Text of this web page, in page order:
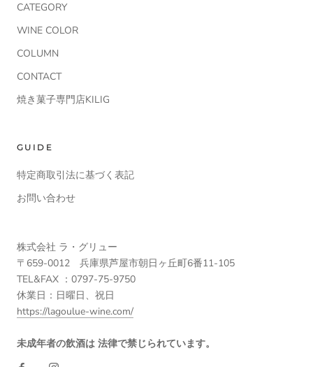
CATEGORY
WINE COLOR
COLUMN
CONTACT
焼き菓子専門店KILIG
GUIDE
特定商取引法に基づく表記
お問い合わせ
株式会社 ラ・グリュー
〒659-0012 兵庫県芦屋市朝日ヶ丘町6番11-105
TEL&FAX ：0797-75-9750
休業日：日曜日、祝日
https://lagoulue-wine.com/
未成年者の飲酒は 法律で禁じられています。